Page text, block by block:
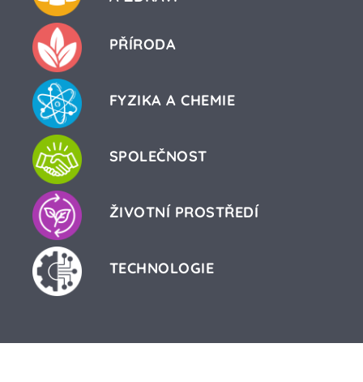
PŘÍRODA
FYZIKA A CHEMIE
SPOLEČNOST
ŽIVOTNÍ PROSTŘEDÍ
TECHNOLOGIE